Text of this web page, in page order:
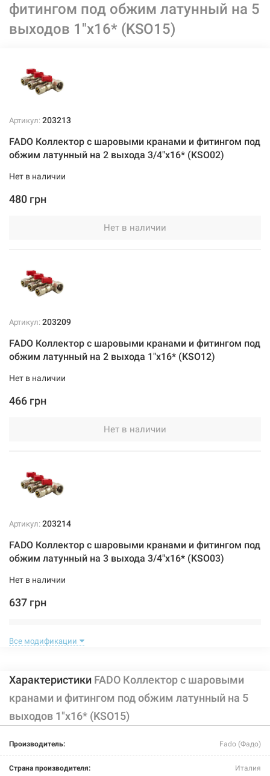
фитингом под обжим латунный на 5
выходов 1"x16* (KSO15)
Артикул: 203213
FADO Коллектор с шаровыми кранами и фитингом под
обжим латунный на 2 выхода 3/4"x16* (KSO02)
Нет в наличии
480 грн
Нет в наличии
Артикул: 203209
FADO Коллектор с шаровыми кранами и фитингом под
обжим латунный на 2 выхода 1"x16* (KSO12)
Нет в наличии
466 грн
Нет в наличии
Артикул: 203214
FADO Коллектор с шаровыми кранами и фитингом под
обжим латунный на 3 выхода 3/4"x16* (KSO03)
Нет в наличии
637 грн
Артикул:203210
FADO Коллектор с шаровыми кранами и фитингом под
обжим латунный на 3 выхода 1"x16* (KSO13)
Все модификации
Характеристики FADO Коллектор с шаровыми
кранами и фитингом под обжим латунный на 5
выходов 1"x16* (KSO15)
Производитель: Fado (Фадо)
Страна производителя: Италия